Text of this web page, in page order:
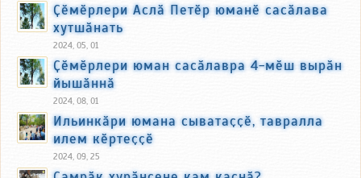
Ҫӗмӗрлери Аслӑ Петӗр юманӗ сасӑлава
хутшӑнать
2024, 05, 01
Ҫӗмӗрлери юман сасӑлавра 4-мӗш вырӑн
йышӑннӑ
2024, 08, 01
Ильинкӑри юмана сыватаҫҫӗ, тавралла
илем кӗртеҫҫӗ
2024, 09, 25